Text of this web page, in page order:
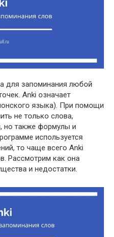
для запоминания любой
Anki означает
языка). При помощи
не только слова,
но также формулы и
используется
то чаще всего Anki
Рассмотрим как она
и недостатки.